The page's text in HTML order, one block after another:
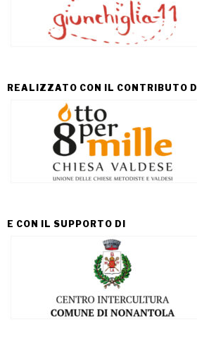
REALIZZATO CON IL CONTRIBUTO DI
E CON IL SUPPORTO DI